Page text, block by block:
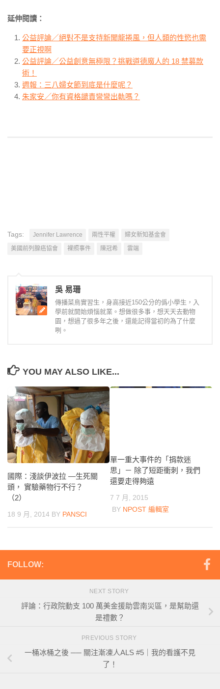
延伸閱讀：
公益評論／絕對不是支持新聞龍捲風，但人類的性慾也需
要正視啊
公益評論／公益創意無極限？挑戰道德魔人的 18 禁募款
術！
週報：三八婦女節到底是什麼呢？
朱家安／你有資格譴責彎彎出軌嗎？
Tags: Jennifer Lawrence 兩性平權
婦女新知基金會
美國前列腺癌協會
裸照事件 陳冠希 雲端
吳 易珊
傳播菜鳥實習生，身高接近150公分的僞小學生，入
學前就開始煩惱就業。想做很多事，想天天去動物
園，想過了很多年之後，還能記得當初的為了什麼
咧。
YOU MAY ALSO LIKE...
國際：淺談伊波拉 ―生死關
頭， 實驗藥物行不行？
（2）
18 9 月, 2014 BY PANSCI
單一重大事件的「捐款迷
思」－ 除了短距衝刺，我們
還要走得夠遠
7 7 月, 2015
BY NPOST 編輯室
FOLLOW:
NEXT STORY
評論：行政院動支 100 萬美金援助雲南災區，是幫助還
是禮數？
PREVIOUS STORY
一桶冰桶之後 ── 關注漸凍人ALS #5｜我的看護不見
了！